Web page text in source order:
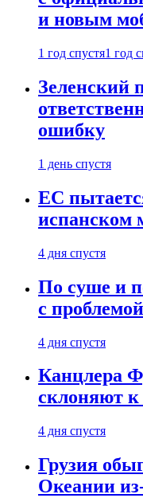
и новым
1 год спустя1 год
Зеленский
ошибку
1 день спустя
ЕС
испанском
4 дня спустя
По суше и
с
4 дня спустя
Канцлера
склоняют к
4 дня спустя
Грузия
Океании